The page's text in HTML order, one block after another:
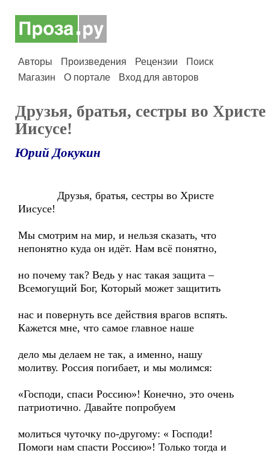
Авторы Произведения Рецензии
Поиск
Магазин
О портале Вход для авторов
Друзья, братья, сестры во Христе
Иисусе!
Юрий Докукин
Друзья, братья, сестры во Христе
Иисусе!
Мы смотрим на мир, и нельзя сказать, что
непонятно куда он идёт. Нам всё понятно,
но почему так? Ведь у нас такая защита –
Всемогущий Бог, Который может защитить
нас и повернуть все действия врагов вспять.
Кажется мне, что самое главное наше
дело мы делаем не так, а именно, нашу
молитву. Россия погибает, и мы молимся:
«Господи, спаси Россию»! Конечно, это очень
патриотично. Давайте попробуем
молиться чуточку по-другому: « Господи!
Помоги нам спасти Россию»! Только тогда и